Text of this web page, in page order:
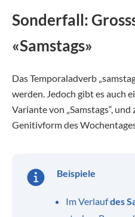
Sonderfall:
«Samstags»
Das Temporaladverb
werden. Jedoch gibt es auch
Variante von „Samstags“,
Genitivform des
Beispiele
Im Verlaufdes